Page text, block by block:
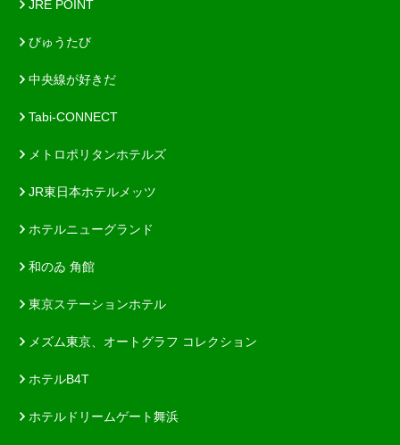
JRE POINT
びゅうたび
中央線が好きだ
Tabi-CONNECT
メトロポリタンホテルズ
JR東日本ホテルメッツ
ホテルニューグランド
和のゐ 角館
東京ステーションホテル
メズム東京、オートグラフ コレクション
ホテルB4T
ホテルドリームゲート舞浜